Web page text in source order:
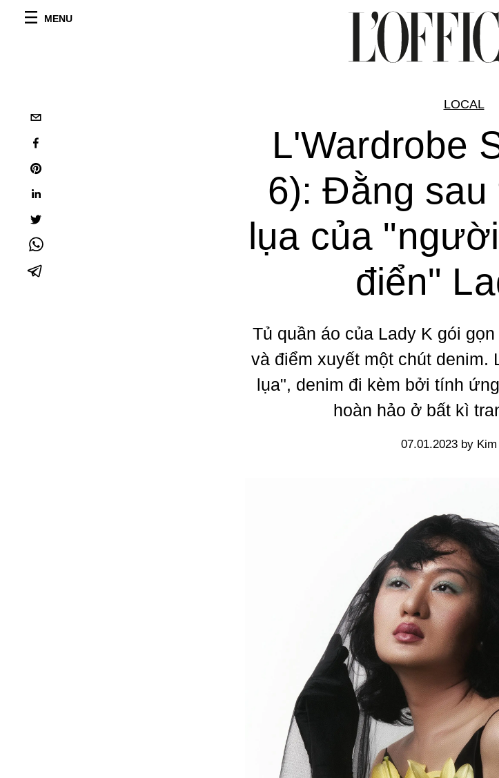
MENU
LOCAL
L'Wardrobe
6): Đằng
lụa của
điển"
Tủ quần áo của Lady K gói
và điểm xuyết một chút denim.
lụa", denim đi kèm bởi tính
hoàn hảo ở bất kì
07.01.2023 by